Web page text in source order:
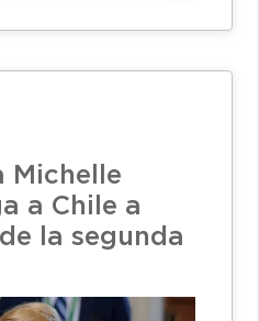
Michelle
a Chile a
la segunda